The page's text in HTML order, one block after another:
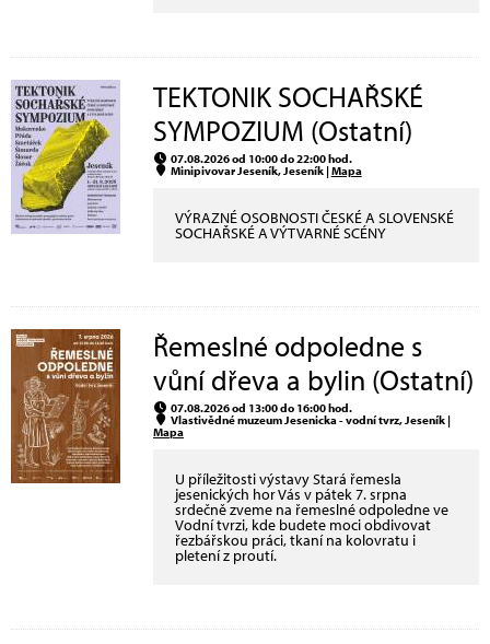
TEKTONIK SOCHAŘSKÉ
SYMPOZIUM (Ostatní)
07.08.2026 od 10:00 do 22:00 hod.
Minipivovar Jeseník, Jeseník |Mapa
VÝRAZNÉ OSOBNOSTI ČESKÉ A SLOVENSKÉ
SOCHAŘSKÉ A VÝTVARNÉ SCÉNY
Řemeslné odpoledne s
vůní dřeva a bylin (Ostatní)
07.08.2026 od 13:00 do 16:00 hod.
Vlastivědné muzeum Jesenicka - vodní tvrz, Jeseník |
Mapa
U příležitosti výstavy Stará řemesla
jesenických hor Vás v pátek 7. srpna
srdečně zveme na řemeslné odpoledne ve
Vodní tvrzi, kde budete moci obdivovat
řezbářskou práci, tkaní na kolovratu i
pletení z proutí.